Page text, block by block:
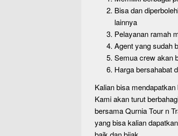
Bisa dan
lainnya
Pelayanan ramah
Agent yang sudah
Semua crew akan
Harga bersahabat
Kalian bisa
Kami akan turut
bersama Qurnia Tour n
yang bisa kalian